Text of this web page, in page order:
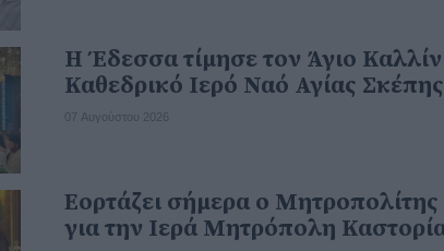
Η Έδεσσα τίμησε τον Άγιο
Καθεδρικό Ιερό Ναό Αγίας Σκέπης
07 Αυγούστου 2026
Εορτάζει σήμερα ο
για την Ιερά Μητρόπολη